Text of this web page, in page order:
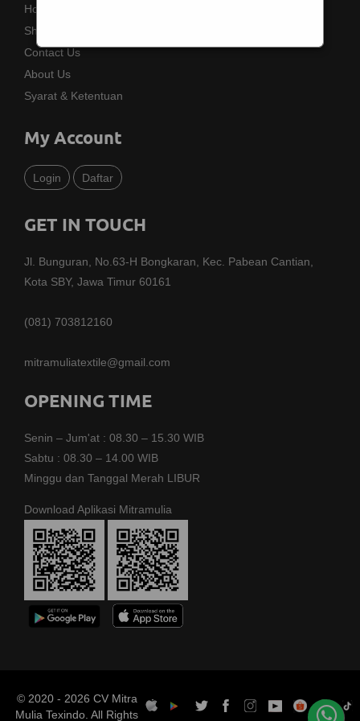
Home
Shop
Contact Us
About Us
Syarat & Ketentuan
My Account
Login Daftar
GET IN TOUCH
Jl. Bunguran, No.63-H Bongkaran, Kec. Pabean Cantian,
Kota SBY, Jawa Timur 60161
(081) 703812160
mitramuliatextile@gmail.com
OPENING TIME
Senin – Jum'at : 08.30 – 15.30 WIB
Sabtu : 08.30 – 14.00 WIB
Minggu dan Tanggal Merah LIBUR
Download Aplikasi Mitramulia
© 2020 - 2026 CV Mitra
Mulia Texindo. All Rights